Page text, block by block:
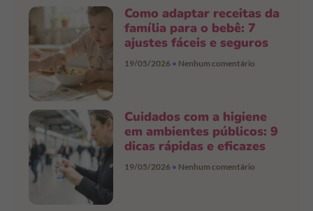
Como adaptar receitas da
família para o bebê: 7
ajustes fáceis e seguros
19/05/2026 Nenhum comentário
Cuidados com a higiene
em ambientes públicos: 9
dicas rápidas e eficazes
19/05/2026 Nenhum comentário